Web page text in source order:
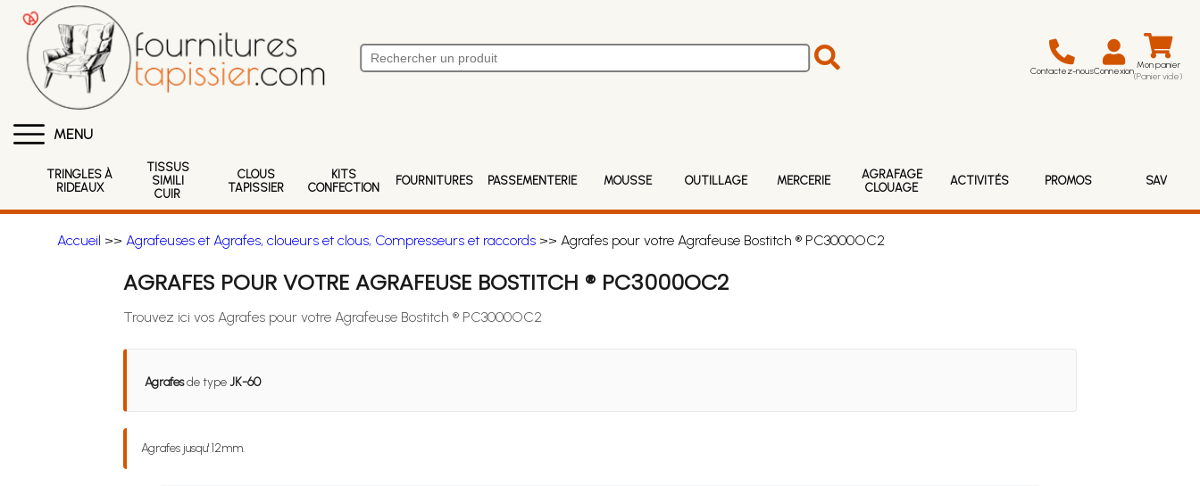
Contactez-nousConnexion Mon panier
(Panier vide)
MENU
TRINGLES À
RIDEAUX
TISSUS
SIMILI
CUIR
CLOUS
TAPISSIER
KITS
CONFECTION
FOURNITURES PASSEMENTERIE MOUSSE OUTILLAGE MERCERIE
AGRAFAGE
CLOUAGE
ACTIVITÉS PROMOS SAV
Accueil >> Agrafeuses et Agrafes, cloueurs et clous, Compresseurs et raccords>> Agrafes pour votre Agrafeuse Bostitch ® PC3000OC2
AGRAFES POUR VOTRE AGRAFEUSE BOSTITCH ® PC3000OC2
Trouvez ici vos Agrafes pour votre Agrafeuse Bostitch ® PC3000OC2
Agrafesde typeJK-60
Agrafes jusqu' 12mm.